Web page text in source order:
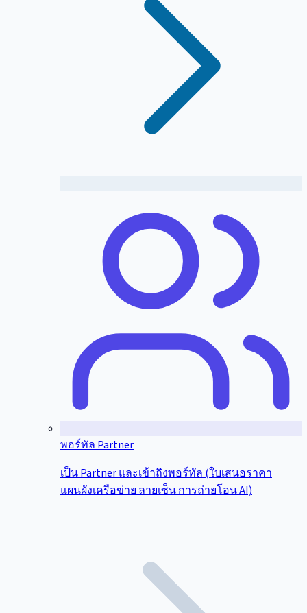
พอร์ทัล Partner
เป็น Partner และเข้าถึงพอร์ทัล (ใบเสนอราคา
แผนผังเครือข่าย ลายเซ็น การถ่ายโอน AI)